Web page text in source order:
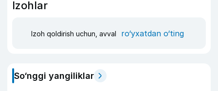
Izohlar
Izoh qoldirish uchun, avval ro‘yxatdan o‘ting
So‘nggi yangiliklar